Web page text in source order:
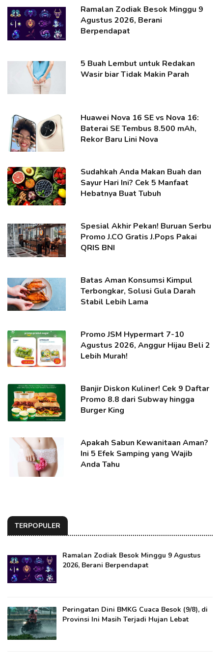
Ramalan Zodiak Besok Minggu 9
Agustus 2026, Berani
Berpendapat
5 Buah Lembut untuk Redakan
Wasir biar Tidak Makin Parah
Huawei Nova 16 SE vs Nova 16:
Baterai SE Tembus 8.500 mAh,
Rekor Baru Lini Nova
Sudahkah Anda Makan Buah dan
Sayur Hari Ini? Cek 5 Manfaat
Hebatnya Buat Tubuh
Spesial Akhir Pekan! Buruan Serbu
Promo J.CO Gratis J.Pops Pakai
QRIS BNI
Batas Aman Konsumsi Kimpul
Terbongkar, Solusi Gula Darah
Stabil Lebih Lama
Promo JSM Hypermart 7-10
Agustus 2026, Anggur Hijau Beli 2
Lebih Murah!
Banjir Diskon Kuliner! Cek 9 Daftar
Promo 8.8 dari Subway hingga
Burger King
Apakah Sabun Kewanitaan Aman?
Ini 5 Efek Samping yang Wajib
Anda Tahu
TERPOPULER
Ramalan Zodiak Besok Minggu 9 Agustus
2026, Berani Berpendapat
Peringatan Dini BMKG Cuaca Besok (9/8), di
Provinsi Ini Masih Terjadi Hujan Lebat